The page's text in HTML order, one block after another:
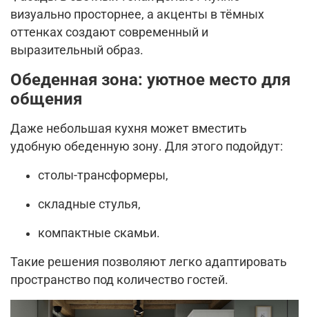
визуально просторнее, а акценты в тёмных
оттенках создают современный и
выразительный образ.
Обеденная зона: уютное место для
общения
Даже небольшая кухня может вместить
удобную обеденную зону. Для этого подойдут:
столы-трансформеры,
складные стулья,
компактные скамьи.
Такие решения позволяют легко адаптировать
пространство под количество гостей.